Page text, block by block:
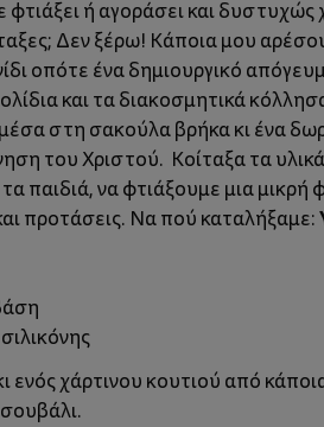
φτιάξει ή αγοράσει και
Δεν ξέρω! Κάποια μου
οπότε ένα δημιουργικό
και τα διακοσμητικά
στη σακούλα βρήκα κι ένα
του Χριστού. Κοίταξα τα
τα παιδιά, να φτιάξουμε μια
προτάσεις. Να πού καταλήξαμε:
ενός χάρτινου κουτιού από